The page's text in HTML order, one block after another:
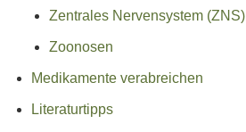
Zentrales Nervensystem (ZNS)
Zoonosen
Medikamente verabreichen
Literaturtipps